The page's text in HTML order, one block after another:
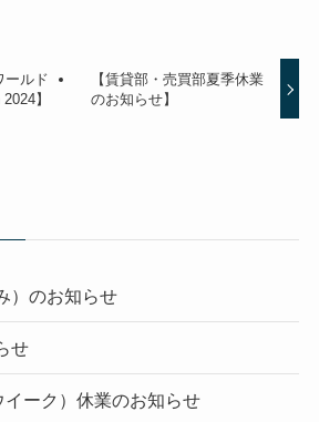
ールド
】
【賃貸部・売買部夏季休業
のお知らせ】
）のお知らせ
せ
ーク）休業のお知らせ